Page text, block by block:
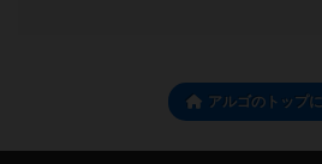
アルゴのトップ